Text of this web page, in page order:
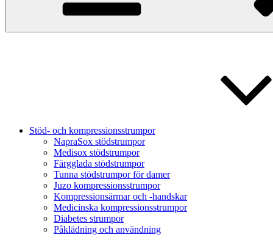
Stöd- och kompressionsstrumpor
NapraSox stödstrumpor
Medisox stödstrumpor
Färgglada stödstrumpor
Tunna stödstrumpor för damer
Juzo kompressionsstrumpor
Kompressionsärmar och -handskar
Medicinska kompressionsstrumpor
Diabetes strumpor
Påklädning och användning